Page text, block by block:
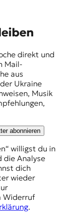
direkt und
Mail-
aus
Ukraine
Musik
abonnieren
willigst du in
die Analyse
dich
wieder
Widerruf
.